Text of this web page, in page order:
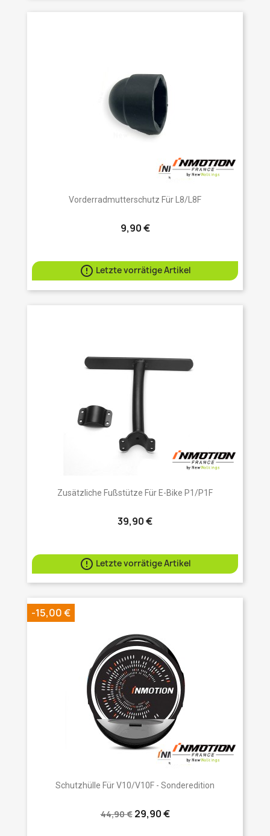
Vorderradmutterschutz Für L8/L8F
9,90 €
 Letzte vorrätige Artikel
Zusätzliche Fußstütze Für E-Bike P1/P1F
39,90 €
 Letzte vorrätige Artikel
Schutzhülle Für V10/V10F - Sonderedition
44,90 € 29,90 €
-15,00 €